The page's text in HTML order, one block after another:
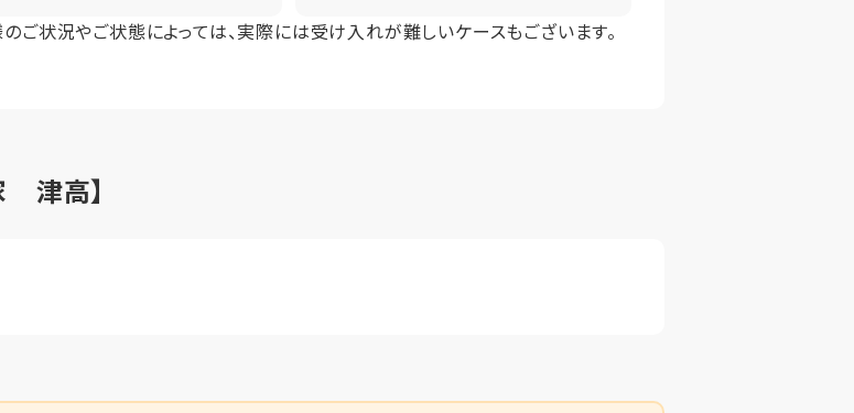
ご状況やご状態によっては、実際には受け入れが難しいケースもございます。
津高】